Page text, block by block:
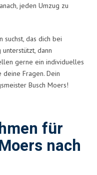
jeden Umzug zu
suchst, das dich bei
dann
gerne ein individuelles
Fragen. Dein
Busch Moers!
für
nach